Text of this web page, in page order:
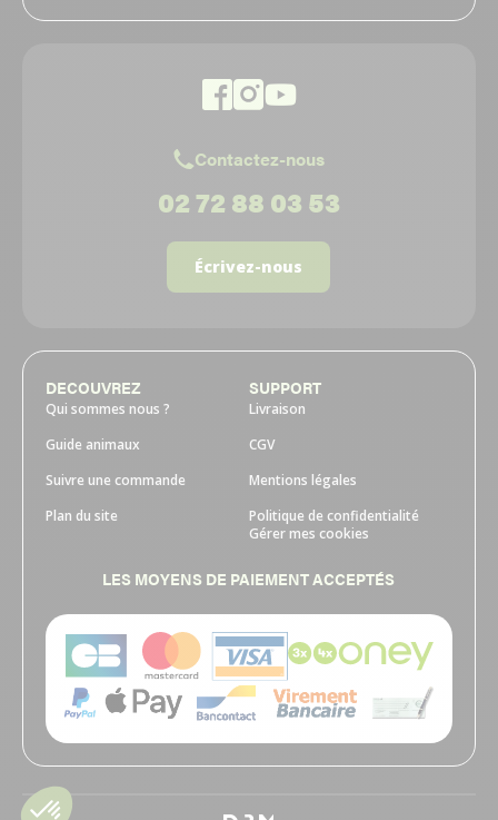
Contactez-nous
02 72 88 03 53
Écrivez-nous
DECOUVREZ
Qui sommes nous ?
Guide animaux
Suivre une commande
Plan du site
SUPPORT
Livraison
CGV
Mentions légales
Politique de confidentialité
Gérer mes cookies
LES MOYENS DE PAIEMENT ACCEPTÉS